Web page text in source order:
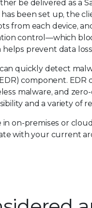
be delivered as a
been set up, the
from each device,
control—which
prevent data
quickly detect
component.
malware, and
and a variety of
in on-premises or
with your current